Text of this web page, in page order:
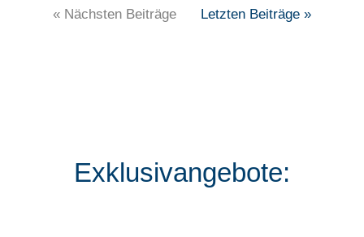
« Nächsten Beiträge Letzten Beiträge »
Exklusivangebote: